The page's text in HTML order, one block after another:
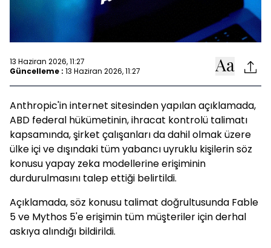
13 Haziran 2026, 11:27
Güncelleme : 13 Haziran 2026, 11:27
Anthropic'in internet sitesinden yapılan açıklamada,
ABD federal hükümetinin, ihracat kontrolü talimatı
kapsamında, şirket çalışanları da dahil olmak üzere
ülke içi ve dışındaki tüm yabancı uyruklu kişilerin söz
konusu yapay zeka modellerine erişiminin
durdurulmasını talep ettiği belirtildi.
Açıklamada, söz konusu talimat doğrultusunda Fable
5 ve Mythos 5'e erişimin tüm müşteriler için derhal
askıya alındığı bildirildi.